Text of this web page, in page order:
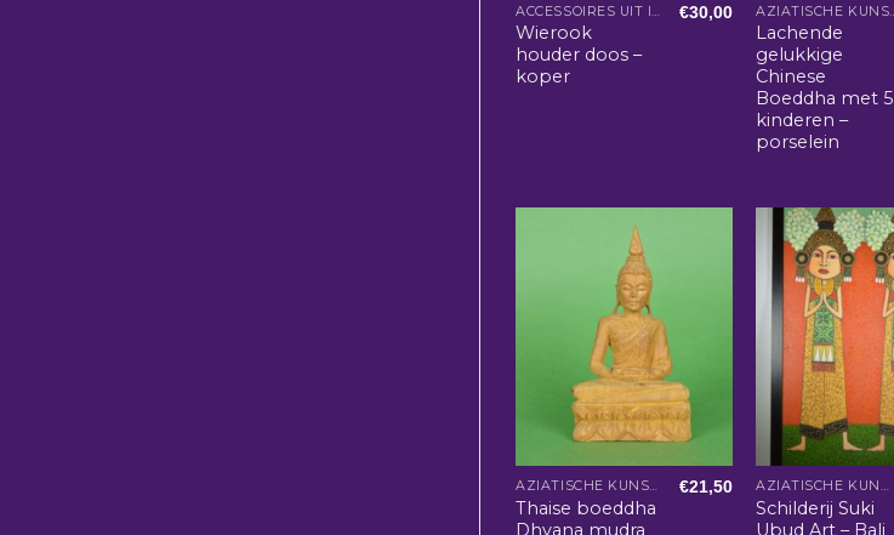
Wierook
houder doos –
koper
€30,00
Lachende
gelukkige
Chinese
Boeddha met 5
kinderen –
porselein
AZIATISCHE KUNST EN WOONACCESSOIRES
Thaise boeddha
Dhyana mudra
€21,50 AZIATISCHE KUNST EN WOONACCESSOIRES
Schilderij Suki
Ubud Art – Bali